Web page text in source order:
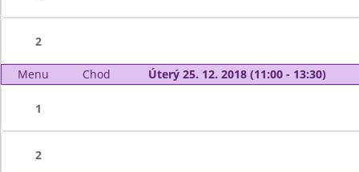
2
Menu Chod Úterý 25. 12. 2018 (11:00 - 13:30)
1
2